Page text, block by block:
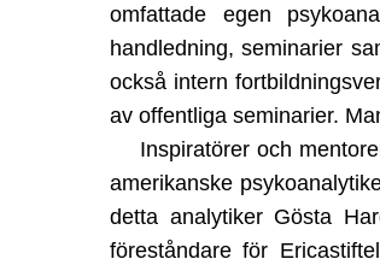
omfattade egen
handledning, seminarier
också intern
av offentliga seminarier.
Inspiratörer och
amerikanske
detta analytiker Gösta
föreståndare för